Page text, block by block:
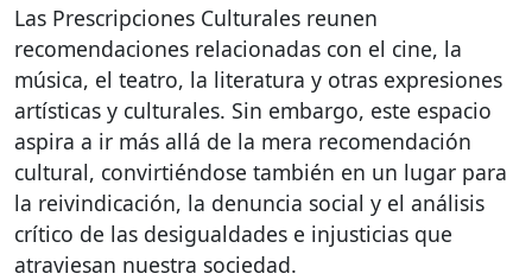
Las Prescripciones Culturales reunen
recomendaciones relacionadas con el cine, la
música, el teatro, la literatura y otras expresiones
artísticas y culturales. Sin embargo, este espacio
aspira a ir más allá de la mera recomendación
cultural, convirtiéndose también en un lugar para
la reivindicación, la denuncia social y el análisis
crítico de las desigualdades e injusticias que
atraviesan nuestra sociedad.